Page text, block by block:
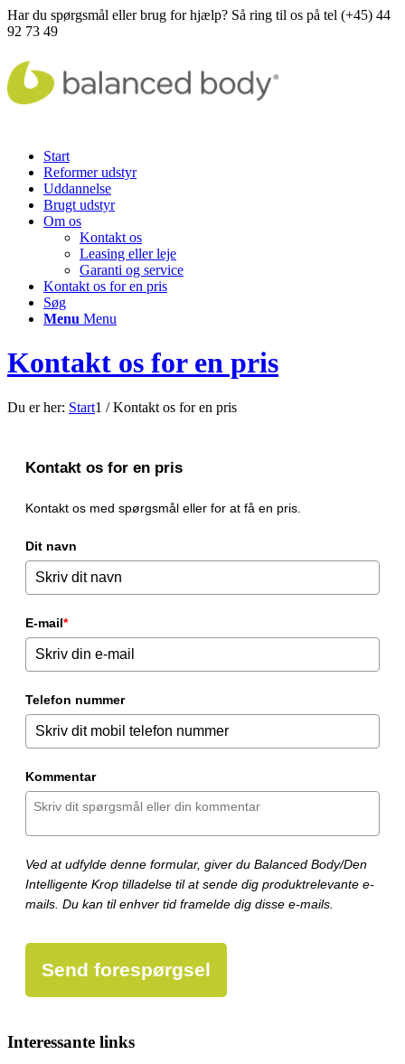
Har du spørgsmål eller brug for hjælp? Så ring til os på tel (+45) 44
92 73 49
Start
Reformer udstyr
Uddannelse
Brugt udstyr
Om os
Kontakt os
Leasing eller leje
Garanti og service
Kontakt os for en pris
Søg
Menu Menu
Kontakt os for en pris
Du er her: Start1 / Kontakt os for en pris
Kontakt os for en pris
Kontakt os med spørgsmål eller for at få en pris.
Dit navn
E-mail*
Telefon nummer
Kommentar
Ved at udfylde denne formular, giver du Balanced Body/Den
Intelligente Krop tilladelse til at sende dig produktrelevante e-
mails. Du kan til enhver tid framelde dig disse e-mails.
Send forespørgsel
Interessante links